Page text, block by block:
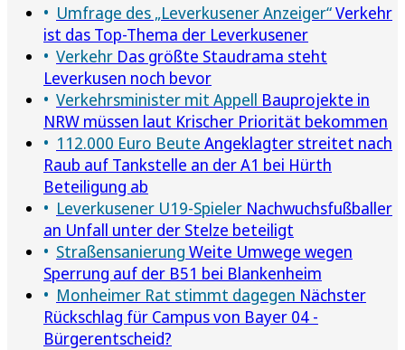
Umfrage des „Leverkusener Anzeiger“Verkehr
ist das Top-Thema der Leverkusener
Verkehr Das größte Staudrama steht
Leverkusen noch bevor
Verkehrsminister mit Appell Bauprojekte in
NRW müssen laut Krischer Priorität bekommen
112.000 Euro Beute Angeklagter streitet nach
Raub auf Tankstelle an der A1 bei Hürth
Beteiligung ab
Leverkusener U19-Spieler Nachwuchsfußballer
an Unfall unter der Stelze beteiligt
Straßensanierung Weite Umwege wegen
Sperrung auf der B51 bei Blankenheim
Monheimer Rat stimmt dagegen Nächster
Rückschlag für Campus von Bayer 04 -
Bürgerentscheid?